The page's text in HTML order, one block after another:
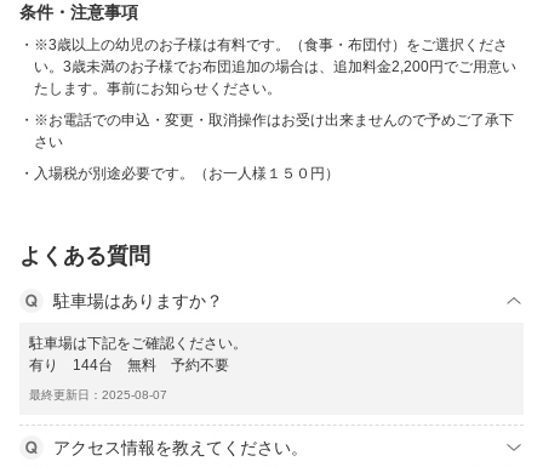
条件・注意事項
※3歳以上の幼児のお子様は有料です。（食事・布団付）をご選択くださ
い。3歳未満のお子様でお布団追加の場合は、追加料金2,200円でご用意い
たします。事前にお知らせください。
※お電話での申込・変更・取消操作はお受け出来ませんので予めご了承下
さい
入場税が別途必要です。（お一人様１５０円）
よくある質問
駐車場はありますか？
駐車場は下記をご確認ください。
有り 144台 無料 予約不要
最終更新日：2025-08-07
アクセス情報を教えてください。